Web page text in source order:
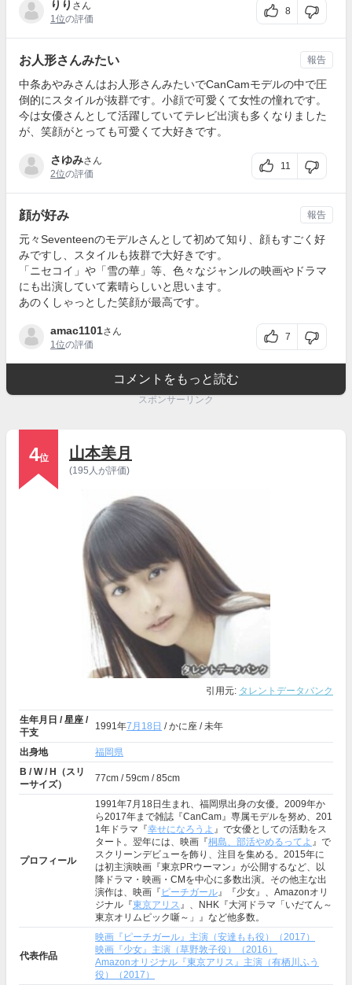
りり さん
1位の評価
8
お人形さんみたい
中条あやみさんはお人形さんみたいでCanCamモデルの中で圧
倒的にスタイルが抜群です。小顔で可愛くて女性の憧れです。
今は女優さんとして活躍していてテレビ出演も多くなりました
が、笑顔がとっても可愛くて大好きです。
さゆみさん
2位の評価
11
報告
顔が好み
元々Seventeenのモデルさんとして初めて知り、顔もすごく好
みですし、スタイルも抜群で大好きです。
「ニセコイ」や「雪の華」等、色々なジャンルの映画やドラマ
にも出演していて素晴らしいと思います。
あのくしゃっとした笑顔が最高です。
amac1101さん
1位の評価
7
報告
コメントをもっと読む
スポンサーリンク
4位 山本美月
(195人が評価)
引用元: タレントデータバンク
生年月日 / 星座 /
干支
1991年7月18日 / かに座 / 未年
出身地
福岡県
B / W / H（スリ
ーサイズ）
77cm / 59cm / 85cm
プロフィール
1991年7月18日生まれ、福岡県出身の女優。2009年か
ら2017年まで雑誌『CanCam』専属モデルを努め、201
1年ドラマ『幸せになろうよ 』で女優としての活動をス
タート。翌年には、映画『桐島、部活やめるってよ 』で
スクリーンデビューを飾り、注目を集める。2015年に
は初主演映画『東京PRウーマン』が公開するなど、以
降ドラマ・映画・CMを中心に多数出演。その他主な出
演作は、映画『 ピーチガール』『少女』、Amazonオリ
ジナル『東京アリス』、NHK『大河ドラマ「いだてん～
東京オリムピック噺～」』など他多数。
代表作品
映画『ピーチガール』主演（安達もも役）（2017）
映画『少女』主演（草野敦子役）（2016）
Amazonオリジナル『東京アリス』主演（有栖川ふう
役）（2017）